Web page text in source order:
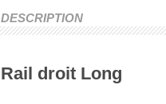
DESCRIPTION
Rail droit Long